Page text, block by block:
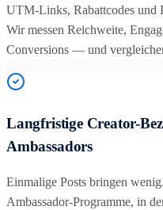
UTM-Links, Rabattcodes und
Wir messen Reichweite,
Conversions — und
Langfristige Creator-
Ambassadors
Einmalige Posts bringen
Ambassador-Programme, in